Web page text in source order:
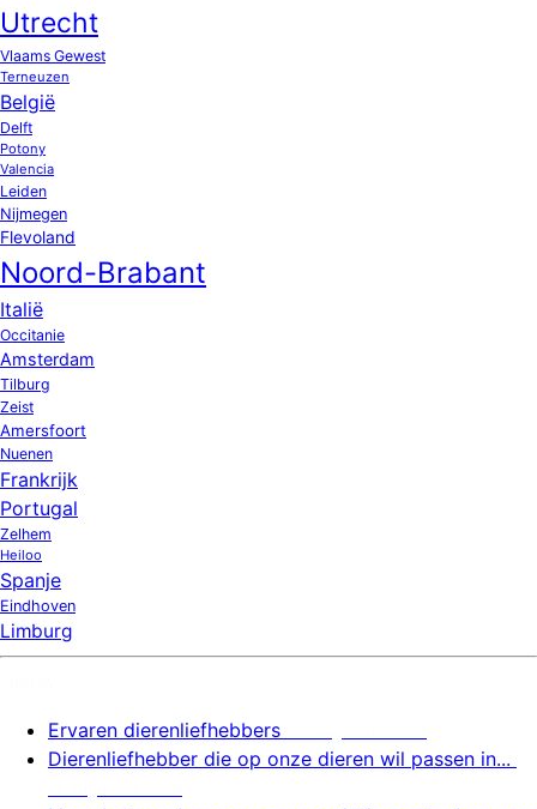
Utrecht
Vlaams Gewest
Terneuzen
België
Delft
Potony
Valencia
Leiden
Nijmegen
Flevoland
Noord-Brabant
Italië
Occitanie
Amsterdam
Tilburg
Zeist
Amersfoort
Nuenen
Frankrijk
Portugal
Zelhem
Heiloo
Spanje
Eindhoven
Limburg
Ervaren dierenliefhebbers
Dierenliefhebber die op onze dieren wil passen in...